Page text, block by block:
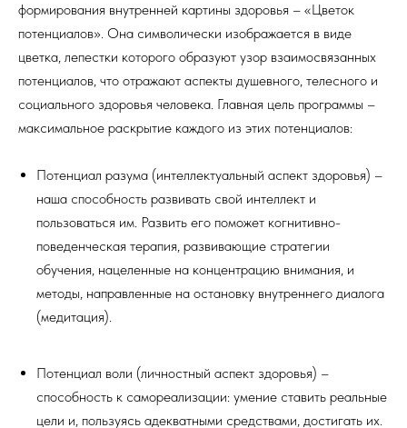
формирования внутренней картины здоровья – «Цветок
потенциалов». Она символически изображается в виде
цветка, лепестки которого образуют узор взаимосвязанных
потенциалов, что отражают аспекты душевного, телесного и
социального здоровья человека. Главная цель программы –
максимальное раскрытие каждого из этих потенциалов:
Потенциал разума (интеллектуальный аспект здоровья) –
наша способность развивать свой интеллект и
пользоваться им. Развить его поможет когнитивно-
поведенческая терапия, развивающие стратегии
обучения, нацеленные на концентрацию внимания, и
методы, направленные на остановку внутреннего диалога
(медитация).
Потенциал воли (личностный аспект здоровья) –
способность к самореализации: умение ставить реальные
цели и, пользуясь адекватными средствами, достигать их.